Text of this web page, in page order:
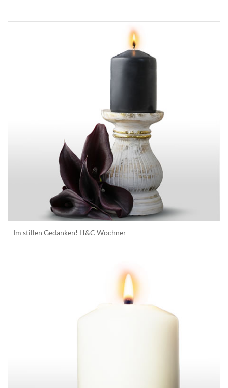
Im stillen Gedanken! H&C Wochner